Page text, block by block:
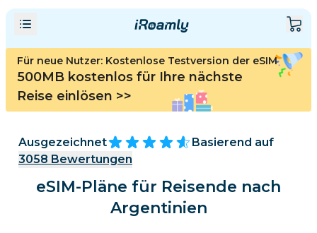
Für neue Nutzer: Kostenlose Testversion der eSIM
500MB kostenlos für Ihre nächste
Reise einlösen >>
Ausgezeichnet
Basierend auf
3058 Bewertungen
eSIM-Pläne für Reisende nach
Argentinien